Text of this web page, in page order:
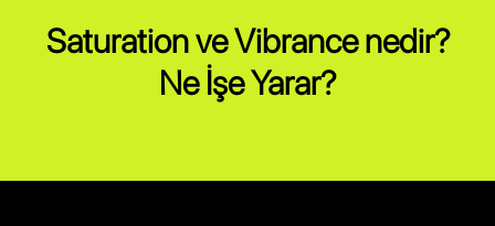
Saturation ve Vibrance nedir?
Ne İşe Yarar?